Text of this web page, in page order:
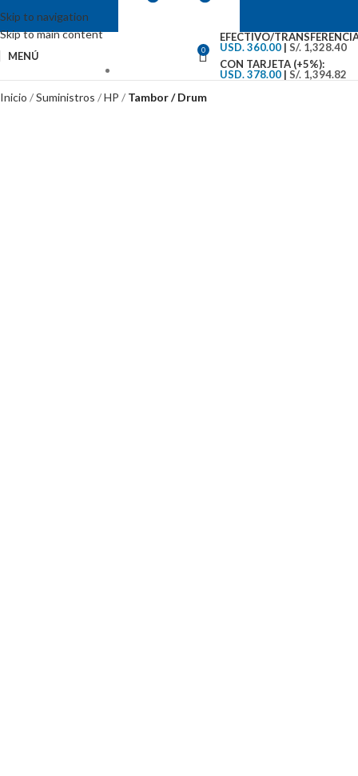
Skip to navigation
Skip to main content
MENÚ 0
EFECTIVO/
USD. 360.00 | S/. 1,328.40
CON TARJETA (+5%):
USD. 378.00 | S/. 1,394.82
Inicio Suministros HP Tambor / Drum